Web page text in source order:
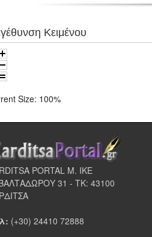
Κειμένου
Size: 100%
PORTAL Μ. ΙΚΕ
31 - ΤΚ: 43100
(+30) 24410 72888